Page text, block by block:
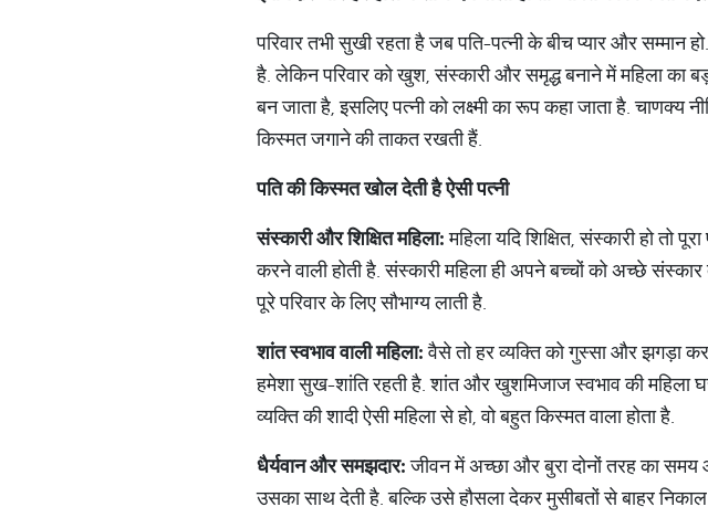
परिवार तभी सुखी रहता है जब पति-पत्‍नी के बीच प्‍यार और सम्‍मान
है. लेकिन परिवार को खुश, संस्‍कारी और समृद्ध बनाने में महिला का
बन जाता है, इसलिए पत्‍नी को लक्ष्‍मी का रूप कहा जाता है. चाणक्‍य
किस्‍मत जगाने की ताकत रखती हैं.
पति की किस्‍मत खोल देती है ऐसी पत्‍नी
संस्‍कारी और शिक्षित महिला:महिला यदि शिक्षित, संस्‍कारी हो तो
करने वाली होती है. संस्‍कारी महिला ही अपने बच्‍चों को अच्‍छे संस्‍कार
पूरे परिवार के लिए सौभाग्‍य लाती है.
शांत स्‍वभाव वाली महिला:वैसे तो हर व्‍यक्ति को गुस्‍सा और झगड़ा
हमेशा सुख-शांति रहती है. शांत और खुशमिजाज स्‍वभाव की महिला
व्‍यक्ति की शादी ऐसी महिला से हो, वो बहुत किस्‍मत वाला होता है.
धैर्यवान और समझदार:जीवन में अच्‍छा और बुरा दोनों तरह का समय
उसका साथ देती है. बल्कि उसे हौसला देकर मुसीबतों से बाहर निकाल